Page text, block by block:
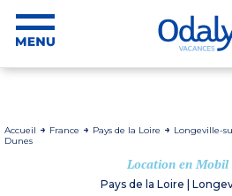
Accueil France Pays de la Loire Longeville-
Dunes
Location en Mobil
Pays de la Loire |